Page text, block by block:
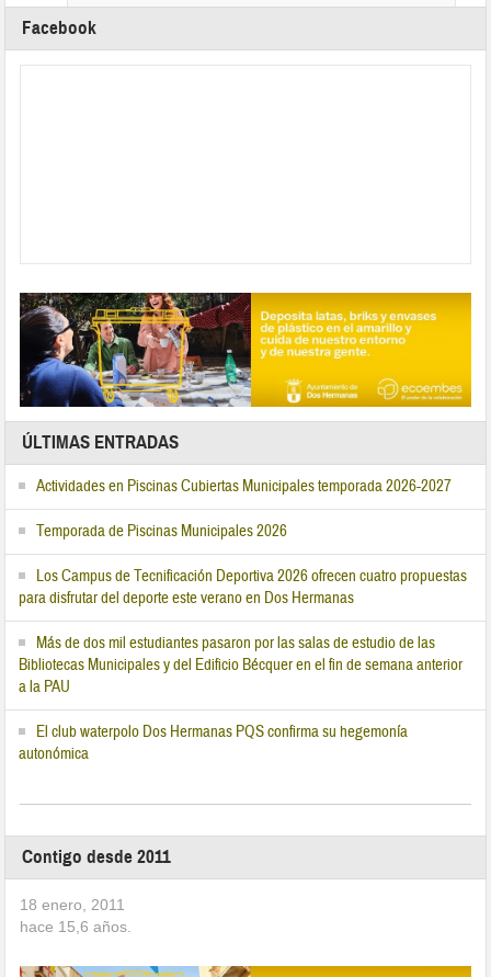
Facebook
ÚLTIMAS ENTRADAS
Actividades en Piscinas Cubiertas Municipales temporada 2026-2027
Temporada de Piscinas Municipales 2026
Los Campus de Tecnificación Deportiva 2026 ofrecen cuatro propuestas
para disfrutar del deporte este verano en Dos Hermanas
Más de dos mil estudiantes pasaron por las salas de estudio de las
Bibliotecas Municipales y del Edificio Bécquer en el fin de semana anterior
a la PAU
El club waterpolo Dos Hermanas PQS confirma su hegemonía
autonómica
Contigo desde 2011
18 enero, 2011
hace 15,6 años.